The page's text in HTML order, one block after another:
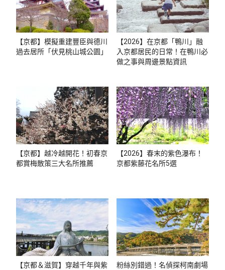
【京都】模擬重建豐臣與德川
過去居所「伏見桃山城公園」
【2026】在京都「鴨川」融
入京都居民的日常！在鴨川必
做之事與周邊景點資訊
【京都】越冷越開花！初春京
都賞梅散策三大名所推薦
【2026】春末的紫色瀑布！
京都紫藤花名所5選
【京都＆滋賀】穿越千年與紫
粉絲別錯過！名偵探柯南劇場